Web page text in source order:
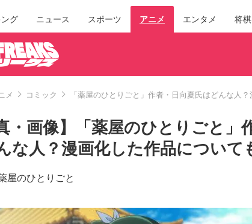
グ ニュース スポーツ アニメ エンタメ 将棋
メ コミック 「薬屋のひとりごと」作者・日向夏氏はどんな人
・画像】「薬屋のひとりごと」
な人？漫画化した作品について
屋のひとりごと